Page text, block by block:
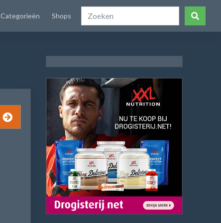
Categorieën Shops